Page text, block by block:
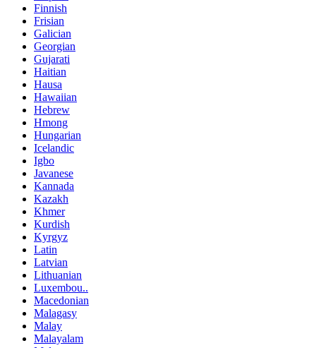
Finnish
Frisian
Galician
Georgian
Gujarati
Haitian
Hausa
Hawaiian
Hebrew
Hmong
Hungarian
Icelandic
Igbo
Javanese
Kannada
Kazakh
Khmer
Kurdish
Kyrgyz
Latin
Latvian
Lithuanian
Luxembou..
Macedonian
Malagasy
Malay
Malayalam